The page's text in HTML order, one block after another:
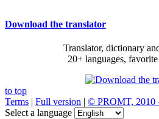
Download the translator
Translator, dictionary
20+ languages,
to top
Terms | Full version | © PROMT, 2010
Select a language